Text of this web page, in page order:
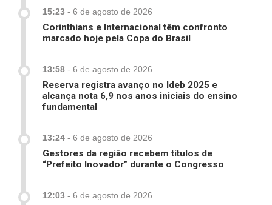
15:23 - 6 de agosto de 2026
Corinthians e Internacional têm confronto
marcado hoje pela Copa do Brasil
13:58 - 6 de agosto de 2026
Reserva registra avanço no Ideb 2025 e
alcança nota 6,9 nos anos iniciais do ensino
fundamental
13:24 - 6 de agosto de 2026
Gestores da região recebem títulos de
“Prefeito Inovador” durante o Congresso
12:03 - 6 de agosto de 2026